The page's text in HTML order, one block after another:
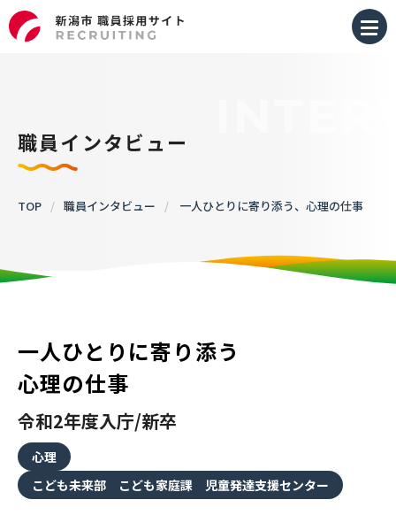
TOP
お知らせ
仕事を知る
特集・プロジェクト
職員インタビュー
職員インタビュー
TOP / 職員インタビュー / 一人ひとりに寄り添う、心理の仕事
一人ひとりに寄り添う
心理の仕事
令和2年度入庁/新卒
心理
こども未来部 こども家庭課 児童発達支援センター